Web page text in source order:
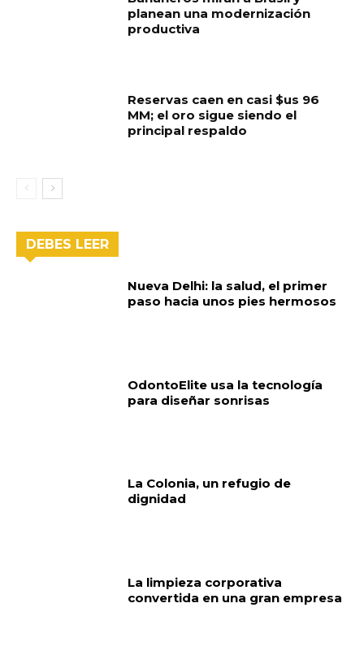
planean una modernización
productiva
Reservas caen en casi $us 96
MM; el oro sigue siendo el
principal respaldo
DEBES LEER
Nueva Delhi: la salud, el primer
paso hacia unos pies hermosos
OdontoElite usa la tecnología
para diseñar sonrisas
La Colonia, un refugio de
dignidad
La limpieza corporativa
convertida en una gran empresa